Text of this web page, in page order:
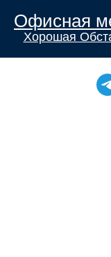
Офисная
Хорошая